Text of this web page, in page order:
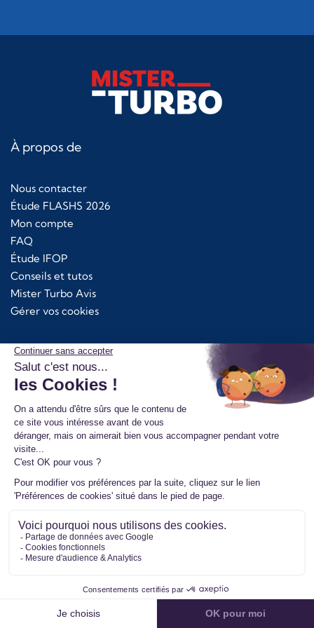
À propos de
Nous contacter
Étude FLASHS 2026
Mon compte
FAQ
Étude IFOP
Conseils et tutos
Mister Turbo Avis
Gérer vos cookies
Produits
Turbo
Injecteurs
Pompe Haute Pression
Module d'alimentation AdBlue
Additifs Bardahl